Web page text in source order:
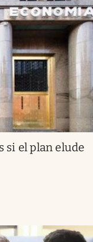
si el plan elude